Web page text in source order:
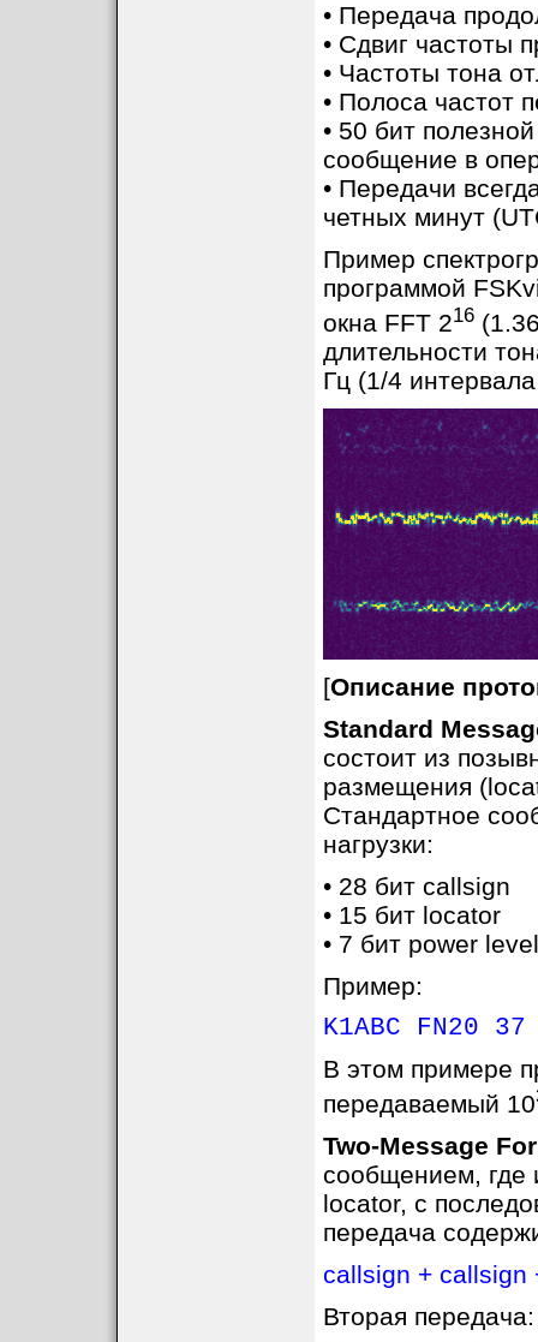
• Передача
• Сдвиг частоты
• Частоты тона
• Полоса частот
• 50 бит
сообщение в
• Передачи
четных минут
Пример
программой
окна FFT 216
длительности
Гц (1/4
[Описание
Standard
состоит из
размещения
Стандартное
нагрузки:
• 28 бит callsign
• 15 бит locator
• 7 бит power level
Пример:
K1ABC FN20 37
В этом примере
передаваемый 10
Two-Message
сообщением, где
locator, с
передача
callsign + callsign
Вторая передача: